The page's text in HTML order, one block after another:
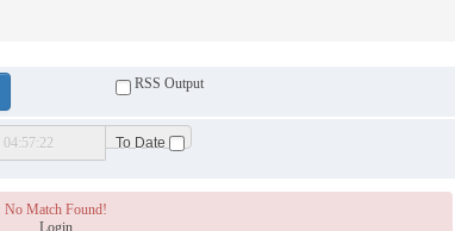
RSS Output
To Date
No Match Found!
Login